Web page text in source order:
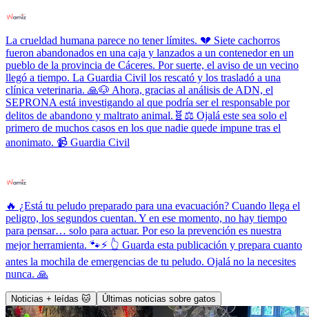
La crueldad humana parece no tener límites. 💔 Siete cachorros
fueron abandonados en una caja y lanzados a un contenedor en un
pueblo de la provincia de Cáceres. Por suerte, el aviso de un vecino
llegó a tiempo. La Guardia Civil los rescató y los trasladó a una
clínica veterinaria. 🙏🐶 Ahora, gracias al análisis de ADN, el
SEPRONA está investigando al que podría ser el responsable por
delitos de abandono y maltrato animal.🧬⚖️ Ojalá este sea solo el
primero de muchos casos en los que nadie quede impune tras el
anonimato. 📹 Guardia Civil
🔥 ¿Está tu peludo preparado para una evacuación? Cuando llega el
peligro, los segundos cuentan. Y en ese momento, no hay tiempo
para pensar… solo para actuar. Por eso la prevención es nuestra
mejor herramienta. 🐾⚡ 👆 Guarda esta publicación y prepara cuanto
antes la mochila de emergencias de tu peludo. Ojalá no la necesites
nunca. 🙏
Noticias + leídas 🐱 Últimas noticias sobre gatos